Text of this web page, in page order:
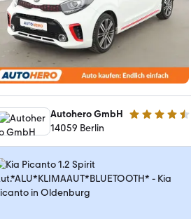
Autohero GmbH 4.5 Sterne
14059 Berlin